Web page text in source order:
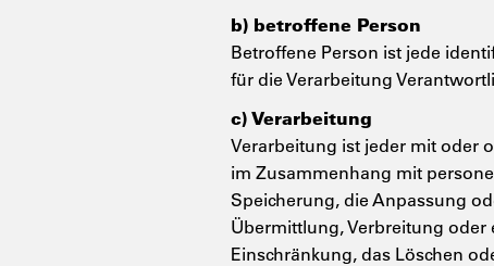
b) betroffene Person
Betroffene Person ist jede
für die Verarbeitung
c) Verarbeitung
Verarbeitung ist jeder mit oder
im Zusammenhang mit
Speicherung, die Anpassung
Übermittlung, Verbreitung oder
Einschränkung, das Löschen